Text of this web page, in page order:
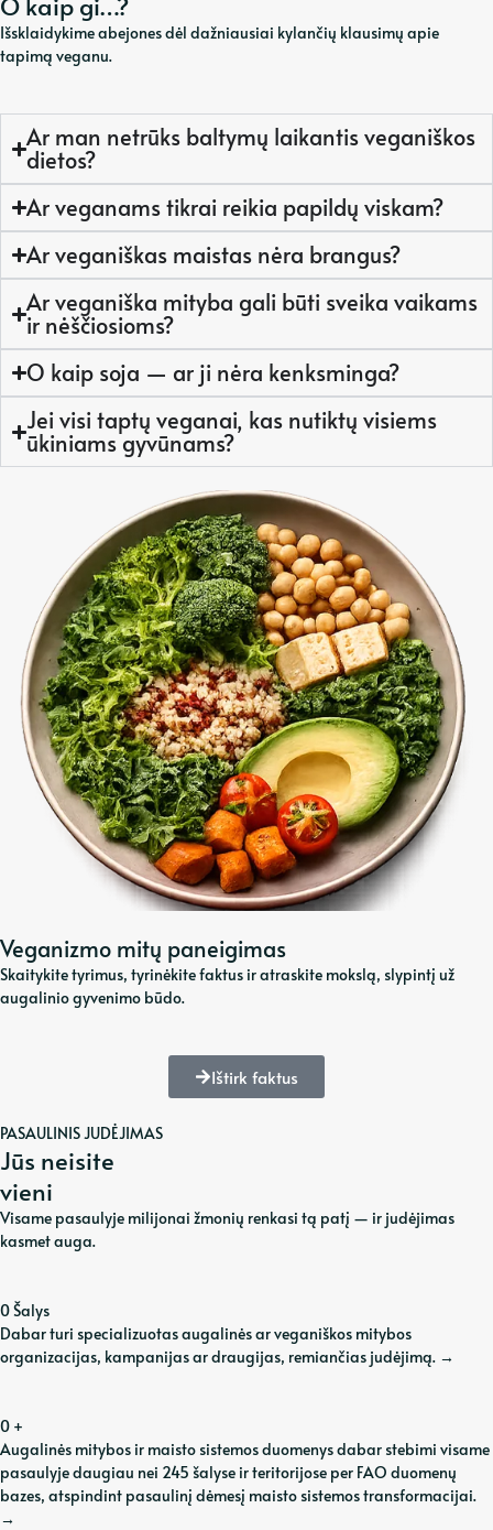
Išsklaidykime abejones dėl dažniausiai kylančių klausimų apie
tapimą veganu.
Ar man netrūks baltymų laikantis veganiškos
dietos?
Ar veganams tikrai reikia papildų viskam?
Ar veganiškas maistas nėra brangus?
Ar veganiška mityba gali būti sveika vaikams
ir nėščiosioms?
O kaip soja — ar ji nėra kenksminga?
Jei visi taptų veganai, kas nutiktų visiems
ūkiniams gyvūnams?
Veganizmo mitų paneigimas
Skaitykite tyrimus, tyrinėkite faktus ir atraskite mokslą, slypintį už
augalinio gyvenimo būdo.
Ištirk faktus
PASAULINIS JUDĖJIMAS
Jūs neisite
vieni
Visame pasaulyje milijonai žmonių renkasi tą patį — ir judėjimas
kasmet auga.
0Šalys
Dabar turi specializuotas augalinės ar veganiškos mitybos
organizacijas, kampanijas ar draugijas, remiančias judėjimą. →
0 +
Augalinės mitybos ir maisto sistemos duomenys dabar stebimi visame
pasaulyje daugiau nei 245 šalyse ir teritorijose per FAO duomenų
bazes, atspindint pasaulinį dėmesį maisto sistemos transformacijai.
→